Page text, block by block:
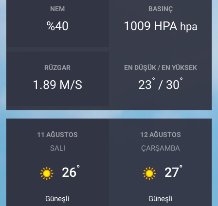
NEM
%40
BASINÇ
1009 HPA hpa
RÜZGAR
1.89 M/S
EN DÜŞÜK / EN YÜKSEK
23° / 30°
11 AĞUSTOS
SALI
26°
Güneşli
12 AĞUSTOS
ÇARŞAMBA
27°
Güneşli